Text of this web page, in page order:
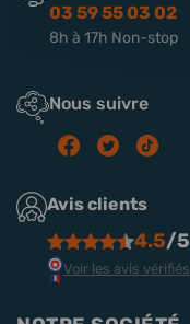
03 59 55 03 02
8h à 17h Non-stop
Nous suivre
Avis clients
4.5/5
Voir les avis vérifiés